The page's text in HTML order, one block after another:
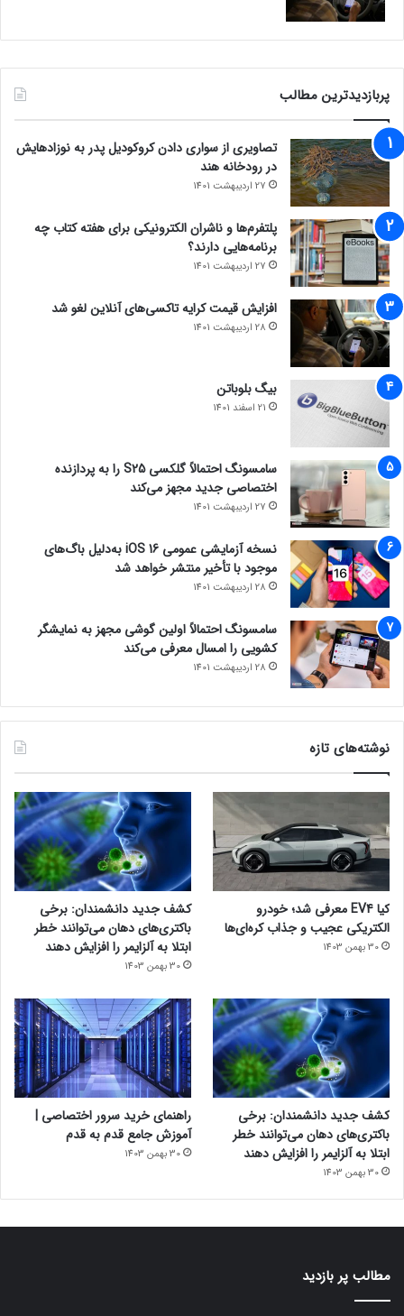
پربازدیدترین مطالب
تصاویری از سواری دادن کروکودیل پدر به نوزادهایش
در رودخانه هند
27 اردیبهشت 1401
پلتفرم‌ها و ناشران الکترونیکی برای هفته کتاب چه
برنامه‌هایی دارند؟
27 اردیبهشت 1401
افزایش قیمت کرایه تاکسی‌های آنلاین لغو شد
28 اردیبهشت 1401
بیگ بلوباتن
21 اسفند 1401
سامسونگ احتمالاً گلکسی S25 را به پردازنده
اختصاصی جدید مجهز می‌کند
27 اردیبهشت 1401
نسخه آزمایشی عمومی iOS 16 به‌دلیل باگ‌های
موجود با تأخیر منتشر خواهد شد
28 اردیبهشت 1401
سامسونگ احتمالاً اولین گوشی مجهز به نمایشگر
کشویی را امسال معرفی می‌کند
28 اردیبهشت 1401
نوشته‌های تازه
کیا EV4 معرفی شد؛ خودرو
الکتریکی عجیب و جذاب کره‌ای‌ها
30 بهمن 1403
کشف جدید دانشمندان: برخی
باکتری‌های دهان می‌توانند خطر
ابتلا به آلزایمر را افزایش دهند
30 بهمن 1403
کشف جدید دانشمندان: برخی
باکتری‌های دهان می‌توانند خطر
ابتلا به آلزایمر را افزایش دهند
30 بهمن 1403
راهنمای خرید سرور اختصاصی |
آموزش جامع قدم به قدم
30 بهمن 1403
مطالب پر بازدید